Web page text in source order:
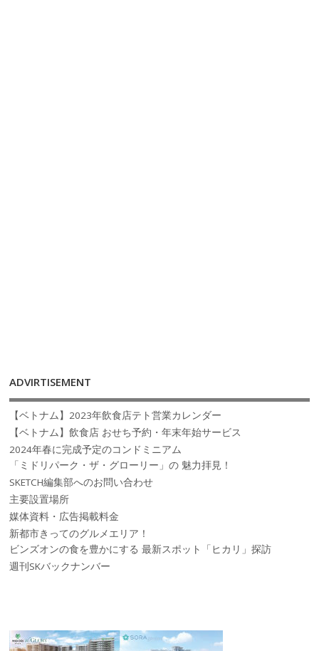
ADVIRTISEMENT
【ベトナム】2023年飲食店テト営業カレンダー
【ベトナム】飲食店 おせち予約・年末年始サービス
2024年春に完成予定のコンドミニアム
「ミドリパーク・ザ・グローリー」の 魅力拝見！
SKETCH編集部へのお問い合わせ
主要設置場所
媒体資料・広告掲載料金
新都市きってのグルメエリア！
ビンズオンの食を豊かにする 最新スポット「ヒカリ」探訪
週刊SKバックナンバー